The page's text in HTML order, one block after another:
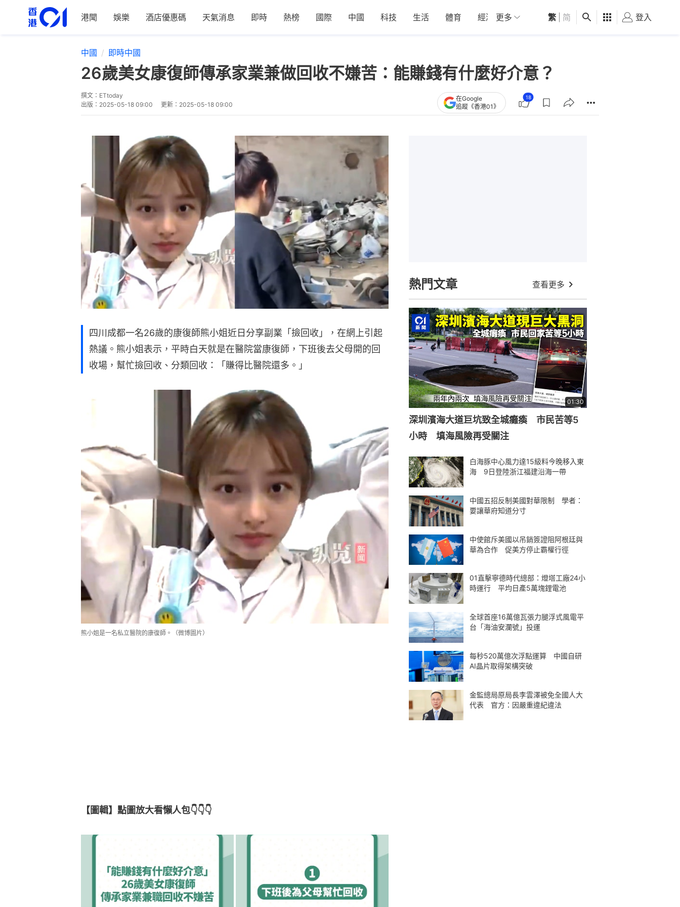
港聞 娛樂 酒店優惠碼 天氣消息 即時 熱榜 國際 中國 科技 生活 體育 經濟 01深圳 觀點 健康 好食玩飛
更多 繁 简 登入
中國 即時中國
26歲美女康復師傳承家業兼做回收不嫌苦：能賺錢有什麼好介意？
撰文： ETtoday
出版： 2025-05-18 09:00 更新： 2025-05-18 09:00
在Google
追蹤《香港01》
18
四川成都一名26歲的康復師熊小姐近日分享副業「撿回收」，在網上引起
熱議。熊小姐表示，平時白天就是在醫院當康復師，下班後去父母開的回
收場，幫忙撿回收、分類回收：「賺得比醫院還多。」
熊小姐是一名私立醫院的康復師。（微博圖片）
【圖輯】點圖放大看懶人包👇👇👇
熱門文章 查看更多
01:30
深圳濱海大道巨坑致全城癱瘓 市民苦等5
小時 填海風險再受關注
白海豚中心風力達15級料今晚移入東
海 9日登陸浙江福建沿海一帶
中國五招反制美國對華限制 學者：
要讓華府知道分寸
中使館斥美國以吊銷簽證阻阿根廷與
華為合作 促美方停止霸權行徑
01直擊寧德時代總部：燈塔工廠24小
時運行 平均日產5萬塊鋰電池
全球首座16萬億瓦張力腿浮式風電平
台「海油安瀾號」投運
每秒520萬億次浮點運算 中國自研
AI晶片取得架構突破
金監總局原局長李雲澤被免全國人大
代表 官方：因嚴重違紀違法